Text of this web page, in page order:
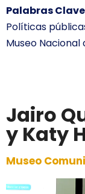
Palabras
Políticas
Museo Nacional
Jairo
y Katy
Museo